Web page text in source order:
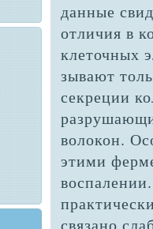
данные
отличия в
клеточных
зывают
секре­ции
волокон.
этими
связано